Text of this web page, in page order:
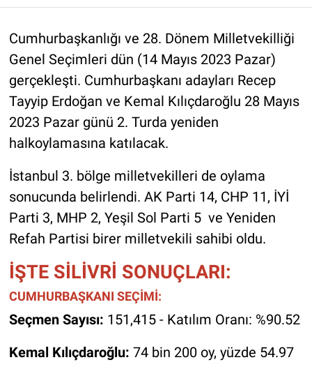
Cumhurbaşkanlığı ve 28. Dönem Milletvekilliği
Genel Seçimleri dün (14 Mayıs 2023 Pazar)
gerçekleşti. Cumhurbaşkanı adayları Recep
Tayyip Erdoğan ve Kemal Kılıçdaroğlu 28 Mayıs
2023 Pazar günü 2. Turda yeniden
halkoylamasına katılacak.
İstanbul 3. bölge milletvekilleri de oylama
sonucunda belirlendi. AK Parti 14, CHP 11, İYİ
Parti 3, MHP 2, Yeşil Sol Parti 5 ve Yeniden
Refah Partisi birer milletvekili sahibi oldu.
İŞTE SİLİVRİ SONUÇLARI:
CUMHURBAŞKANI SEÇİMİ:
Seçmen Sayısı: 151,415 - Katılım Oranı: %90.52
Kemal Kılıçdaroğlu: 74 bin 200 oy, yüzde 54.97